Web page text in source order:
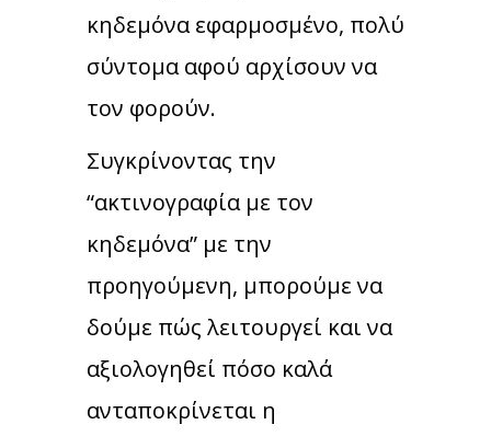
κηδεμόνα εφαρμοσμένο, πολύ
σύντομα αφού αρχίσουν να
τον φορούν.
Συγκρίνοντας την
“ακτινογραφία με τον
κηδεμόνα” με την
προηγούμενη, μπορούμε να
δούμε πώς λειτουργεί και να
αξιολογηθεί πόσο καλά
ανταποκρίνεται η